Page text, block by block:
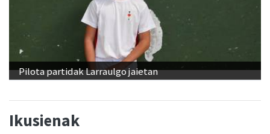
Pilota partidak Larraulgo jaietan
Ikusienak